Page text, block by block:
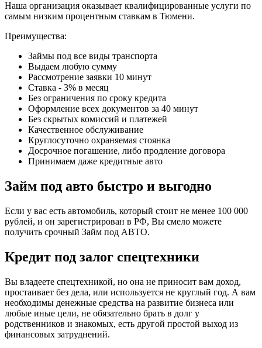
Наша организация оказывает квалифицированные услуги по
самым низким процентным ставкам в Тюмени.
Преимущества:
Займы под все виды транспорта
Выдаем любую сумму
Рассмотрение заявки 10 минут
Ставка - 3% в месяц
Без ограничения по сроку кредита
Оформление всех документов за 40 минут
Без скрытых комиссий и платежей
Качественное обслуживание
Круглосуточно охраняемая стоянка
Досрочное погашение, либо продление договора
Принимаем даже кредитные авто
Займ под авто быстро и выгодно
Если у вас есть автомобиль, который стоит не менее 100 000
рублей, и он зарегистрирован в РФ, Вы смело можете
получить срочный Займ под АВТО.
Кредит под залог спецтехники
Вы владеете спецтехникой, но она не приносит вам доход,
простаивает без дела, или используется не круглый год. А вам
необходимы денежные средства на развитие бизнеса или
любые иные цели, не обязательно брать в долг у
родственников и знакомых, есть другой простой выход из
финансовых затруднений.